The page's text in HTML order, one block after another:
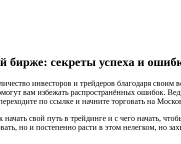
бирже: секреты успеха и
инвесторов и трейдеров благодаря
вам избежать распространённых ошибок.
по ссылке и начните торговать на
свой путь в трейдинге и с чего начать,
но и постепенно расти в этом нелегком, но